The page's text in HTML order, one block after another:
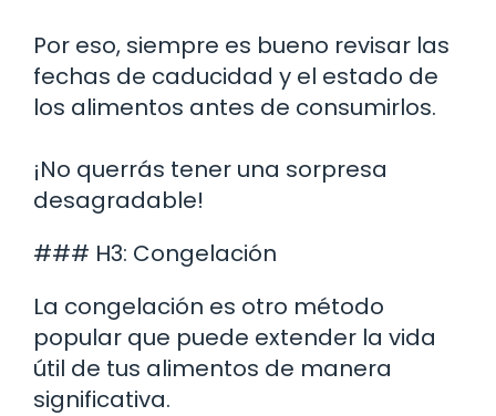
Por eso, siempre es bueno revisar las
fechas de caducidad y el estado de
los alimentos antes de consumirlos.
¡No querrás tener una sorpresa
desagradable!
### H3: Congelación
La congelación es otro método
popular que puede extender la vida
útil de tus alimentos de manera
significativa.